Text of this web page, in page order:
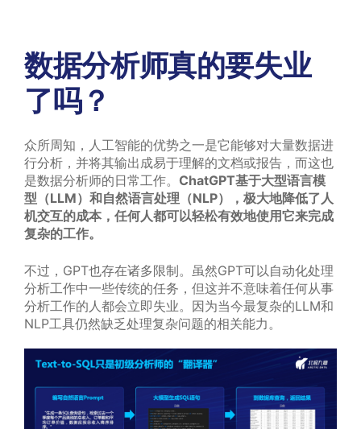
数据分析师真的要失业
了吗？
众所周知，人工智能的优势之一是它能够对大量数据进
行分析，并将其输出成易于理解的文档或报告，而这也
是数据分析师的日常工作。 ChatGPT基于大型语言模
型（LLM）和自然语言处理（NLP），极大地降低了人
机交互的成本，任何人都可以轻松有效地使用它来完成
复杂的工作。
不过，GPT也存在诸多限制。虽然GPT可以自动化处理
分析工作中一些传统的任务，但这并不意味着任何从事
分析工作的人都会立即失业。因为当今最复杂的LLM和
NLP工具仍然缺乏处理复杂问题的相关能力。